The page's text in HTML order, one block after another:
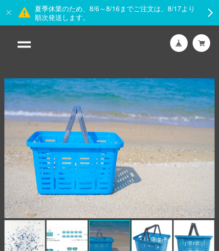
夏季休業のため、8/6～8/16までご注文は、8/17より
順次発送します。